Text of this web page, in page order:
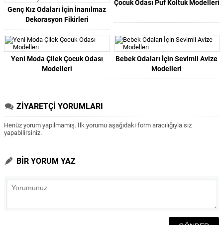
Genç Kız Odaları İçin İnanılmaz
Dekorasyon Fikirleri
Çocuk Odası Puf Koltuk Modelleri
Yeni Moda Çilek Çocuk Odası
Modelleri
Bebek Odaları İçin Sevimli Avize
Modelleri
ZİYARETÇİ YORUMLARI
Henüz yorum yapılmamış. İlk yorumu aşağıdaki form aracılığıyla siz
yapabilirsiniz.
BİR YORUM YAZ